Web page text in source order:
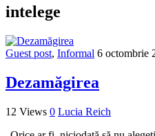
intelege
Guest post, Informal 6 octombrie
Dezamăgirea
12 Views 0 Lucia Reich